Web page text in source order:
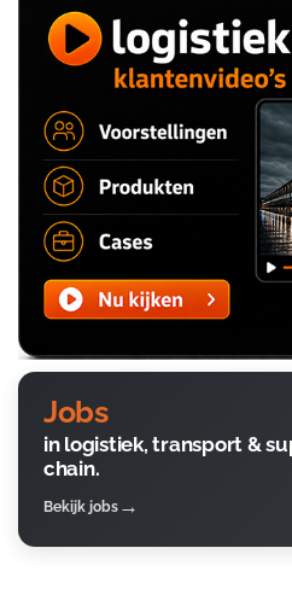
Jobs
in logistiek, transport &
chain.
Bekijk jobs